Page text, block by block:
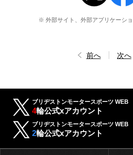
※ 外部サイト、外部アプリケーショ
前へ 次へ
ブリヂストンモータースポーツ WEB
4輪公式xアカウント
ブリヂストンモータースポーツ WEB
2輪公式xアカウント